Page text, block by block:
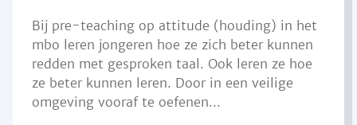
Bij pre-teaching op attitude (houding) in het
mbo leren jongeren hoe ze zich beter kunnen
redden met gesproken taal. Ook leren ze hoe
ze beter kunnen leren. Door in een veilige
omgeving vooraf te oefenen...